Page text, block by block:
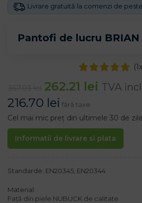
Pantofi de lucru BRIAN
Livrare gratuită la comenzi de peste
(1
262.21 lei TVA
216.70 lei fără taxe
Cel mai mic preț din ultimele 30 de zile
Informatii de livrare si plata
Standarde: EN20345, EN20344
Material:
Față din piele NUBUCK de calitate